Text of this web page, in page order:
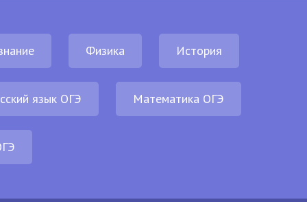
Физика История
язык ОГЭ Математика ОГЭ